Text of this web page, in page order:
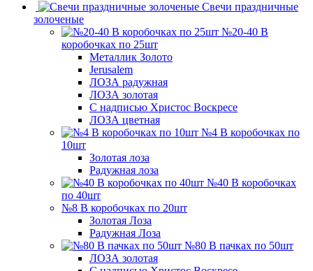
Свечи праздничные
золоченые
№20-40 В
коробочках по 25шт
Металлик Золото
Jerusalem
ЛОЗА радужная
ЛОЗА золотая
С надписью Христос Воскресе
ЛОЗА цветная
№4 В коробочках по
10шт
Золотая лоза
Радужная лоза
№40 В коробочках
по 40шт
№8 В коробочках по 20шт
Золотая Лоза
Радужная Лоза
№80 В пачках по 50шт
ЛОЗА золотая